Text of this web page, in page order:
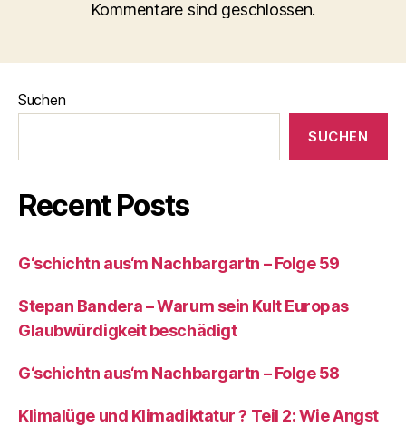
Kommentare sind geschlossen.
Suchen
SUCHEN
Recent Posts
G‘schichtn aus‘m Nachbargartn – Folge 59
Stepan Bandera – Warum sein Kult Europas
Glaubwürdigkeit beschädigt
G‘schichtn aus‘m Nachbargartn – Folge 58
Klimalüge und Klimadiktatur ? Teil 2: Wie Angst